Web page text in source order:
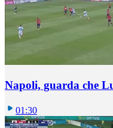
Napoli, guarda che
01:30